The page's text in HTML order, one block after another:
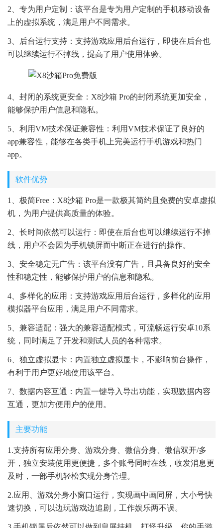
2、专为用户定制：该平台是专为用户定制的手机移动设备
上的虚拟系统，满足用户不同需求。
3、后台运行支持：支持游戏应用后台运行，即使在后台也
可以继续运行不掉线，提高了用户使用体验。
4、封闭的系统更安全：X8沙箱 Pro的封闭系统更加安全，
能够保护用户信息和隐私。
5、利用VM技术保证兼容性：利用VM技术保证了良好的
app兼容性，能够在各类手机上完美运行手机游戏和热门
app。
软件优势
1、极简Free：X8沙箱 Pro是一款极其简约且免费的安卓虚拟
机，为用户提供高质量的体验。
2、长时间依然可以运行：即使在后台也可以继续运行不掉
线，用户不会因为手机锁屏而中断正在进行的操作。
3、安全稳定无广告：该平台没有广告，且具备良好的安全
性和稳定性，能够保护用户的信息和隐私。
4、多样化的应用：支持游戏应用后台运行，多样化的应用
模拟器平台应用，满足用户不同需求。
5、兼容适配：强大的兼容适配模式，可流畅运行安卓10系
统，同时满足了开发和测试人员的各种需求。
6、独立虚拟显卡：内置独立虚拟显卡，不影响前台操作，
有利于用户更好地使用该平台。
7、数据内容互通：内置一键导入导出功能，实现数据内容
互通，更加方便用户的使用。
主要功能
1.支持所有应用分身、游戏分身、微信分身、微信双开/多
开，独立安装使用更便捷，多个账号同时在线，收发消息更
及时，一部手机轻松实现分身管理。
2.应用、游戏分身小窗口运行，实现画中画同屏，大小号快
速切换，可以边玩游戏边追剧，工作娱乐两不误。